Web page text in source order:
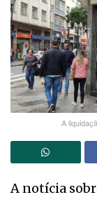
A
A notícia